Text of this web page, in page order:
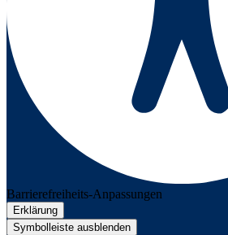
Barrierefreiheits-Anpassungen
Erklärung
Symbolleiste ausblenden